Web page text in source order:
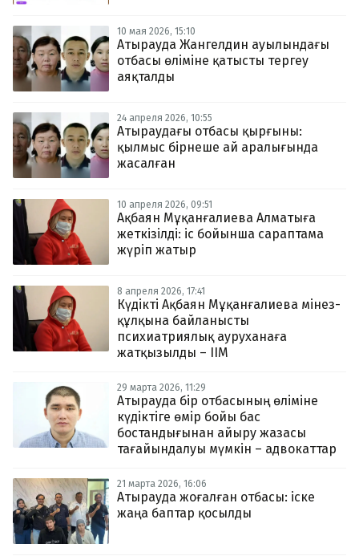
10 мая 2026, 15:10
Атырауда Жангелдин ауылындағы
отбасы өліміне қатысты тергеу
аяқталды
24 апреля 2026, 10:55
Атыраудағы отбасы қырғыны:
қылмыс бірнеше ай аралығында
жасалған
10 апреля 2026, 09:51
Ақбаян Мұқанғалиева Алматыға
жеткізілді: іс бойынша сараптама
жүріп жатыр
8 апреля 2026, 17:41
Күдікті Ақбаян Мұқанғалиева мінез-
құлқына байланысты
психиатриялық ауруханаға
жатқызылды – ІІМ
29 марта 2026, 11:29
Атырауда бір отбасының өліміне
күдіктіге өмір бойы бас
бостандығынан айыру жазасы
тағайындалуы мүмкін – адвокаттар
21 марта 2026, 16:06
Атырауда жоғалған отбасы: іске
жаңа баптар қосылды